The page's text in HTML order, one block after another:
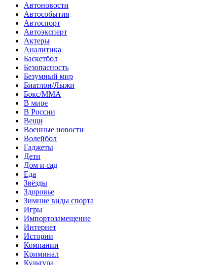
Автоновости
Автособытия
Автоспорт
Автоэксперт
Актеры
Аналитика
Баскетбол
Безопасность
Безумный мир
Биатлон/Лыжи
Бокс/MMA
В мире
В России
Вещи
Военные новости
Волейбол
Гаджеты
Дети
Дом и сад
Еда
Звёзды
Здоровье
Зимние виды спорта
Игры
Импортозамещение
Интернет
Истории
Компании
Криминал
Культура